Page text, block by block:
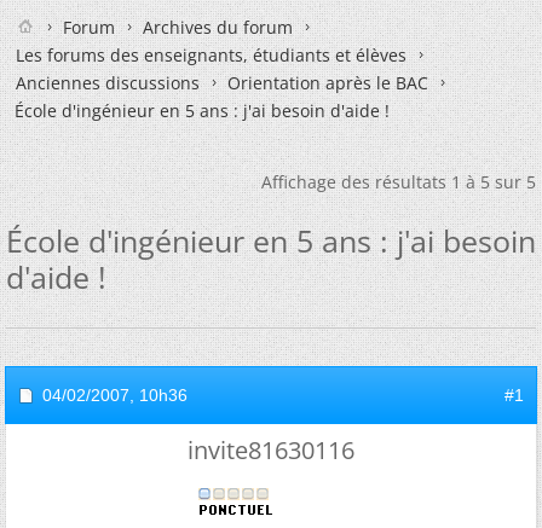
Forum
Archives du forum
Les forums des enseignants, étudiants et élèves
Anciennes discussions
Orientation après le BAC
École d'ingénieur en 5 ans : j'ai besoin d'aide !
Affichage des résultats 1 à 5 sur 5
École d'ingénieur en 5 ans : j'ai besoin
d'aide !
04/02/2007, 10h36 #1
invite81630116